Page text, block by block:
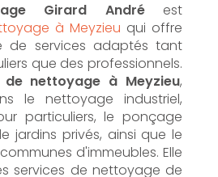
Girard Andréest
à Meyzieu qui offre
de services adaptés tant
que des professionnels.
de nettoyage à Meyzieu,
le nettoyage industriel,
particuliers, le ponçage
jardins privés, ainsi que le
d'immeubles. Elle
services de nettoyage de